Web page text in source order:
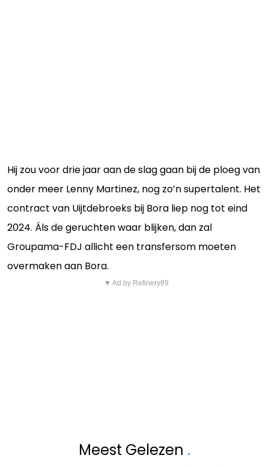
Hij zou voor drie jaar aan de slag gaan bij de ploeg van
onder meer Lenny Martinez, nog zo’n supertalent. Het
contract van Uijtdebroeks bij Bora liep nog tot eind
2024. Áls de geruchten waar blijken, dan zal
Groupama-FDJ allicht een transfersom moeten
overmaken aan Bora.
▼ Ad by Refinery89
Meest Gelezen .